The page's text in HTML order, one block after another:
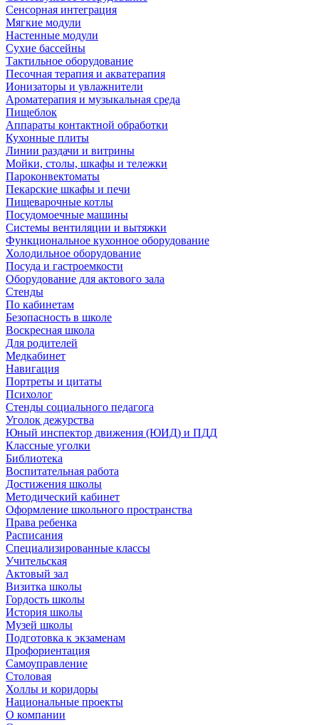
Сенсорная интеграция
Мягкие модули
Настенные модули
Сухие бассейны
Тактильное оборудование
Песочная терапия и акватерапия
Ионизаторы и увлажнители
Ароматерапия и музыкальная среда
Пищеблок
Аппараты контактной обработки
Кухонные плиты
Линии раздачи и витрины
Мойки, столы, шкафы и тележки
Пароконвектоматы
Пекарские шкафы и печи
Пищеварочные котлы
Посудомоечные машины
Системы вентиляции и вытяжки
Функциональное кухонное оборудование
Холодильное оборудование
Посуда и гастроемкости
Оборудование для актового зала
Стенды
По кабинетам
Безопасность в школе
Воскресная школа
Для родителей
Медкабинет
Навигация
Портреты и цитаты
Психолог
Стенды социального педагога
Уголок дежурства
Юный инспектор движения (ЮИД) и ПДД
Классные уголки
Библиотека
Воспитательная работа
Достижения школы
Методический кабинет
Оформление школьного пространства
Права ребенка
Расписания
Специализированные классы
Учительская
Актовый зал
Визитка школы
Гордость школы
История школы
Музей школы
Подготовка к экзаменам
Профориентация
Самоуправление
Столовая
Холлы и коридоры
Национальные проекты
О компании